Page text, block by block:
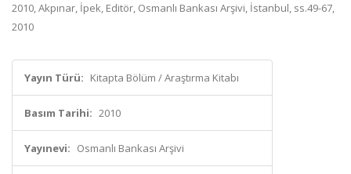
2010, Akpınar, İpek, Editör, Osmanlı Bankası Arşivi, İstanbul, ss.49-67,
2010
Yayın Türü: Kitapta Bölüm / Araştırma Kitabı
Basım Tarihi: 2010
Yayınevi: Osmanlı Bankası Arşivi